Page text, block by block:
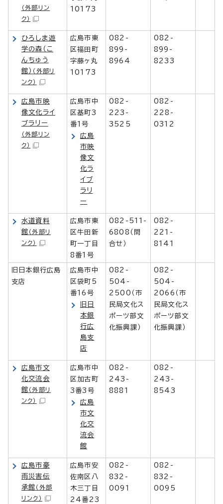
（外部リン
ク）
10173
ひろしま遊
学の森（こ
んちゅう
館） （外部リ
ンク）
広島市東
区福田町
字藤ヶ丸
10173
082-
899-
8964
082-
899-
8233
広島市映
像文化ライ
ブラリー
（外部リン
ク）
広島市中
区基町3
番1号
広島
市映
像文
化ラ
イブ
ラリ
ー
082-
223-
3525
082-
228-
0312
水道資料
館 （外部リ
ンク）
広島市東
区牛田新
町一丁目
8番1号
082-511-
6808（問
合せ）
082-
221-
8141
旧日本銀行広島
支店
広島市中
区袋町5
番16号
旧日
本銀
行広
島支
店
082-
504-
2500（市
民局文化ス
ポーツ部文
化振興課）
082-
504-
2066（市
民局文化ス
ポーツ部文
化振興課）
広島市文
化交流会
館 （外部リ
ンク）
広島市中
区加古町
3番3号
広島
市文
化交
流会
館
082-
243-
8881
082-
243-
8543
広島市豪
雨災害伝
承館 （外部
リンク）
広島市安
佐南区八
木三丁目
24番23
082-
832-
0091
082-
832-
0095